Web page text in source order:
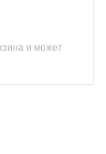
и может